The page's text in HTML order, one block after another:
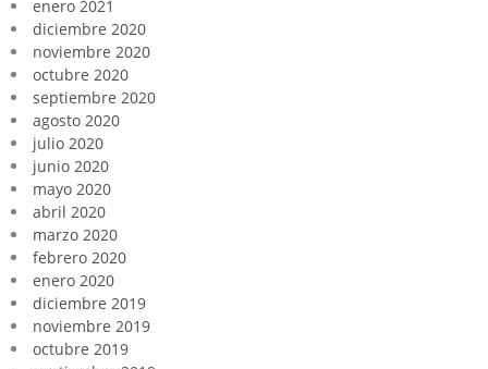
enero 2021
diciembre 2020
noviembre 2020
octubre 2020
septiembre 2020
agosto 2020
julio 2020
junio 2020
mayo 2020
abril 2020
marzo 2020
febrero 2020
enero 2020
diciembre 2019
noviembre 2019
octubre 2019